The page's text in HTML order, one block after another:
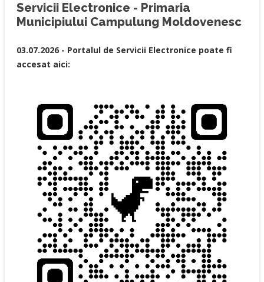
Servicii Electronice - Primaria
Municipiului Campulung Moldovenesc
03.07.2026 - Portalul de Servicii Electronice poate fi
accesat aici: